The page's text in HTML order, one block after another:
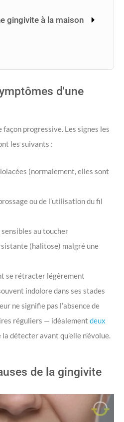
gingivite à la maison
d'une
progressive. Les signes les
les suivants :
(normalement, elles sont
ou de l’utilisation du fil
au toucher
(halitose) malgré une
se rétracter légèrement
indolore dans ses stades
ne signifie pas l’absence de
réguliers — idéalement deux
détecter avant qu’elle n’évolue.
de la gingivite